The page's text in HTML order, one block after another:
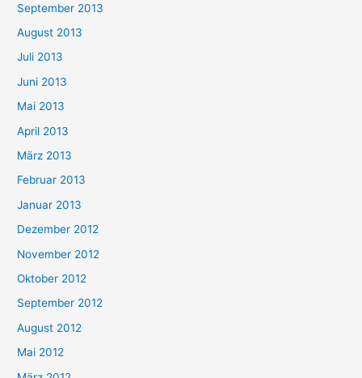
September 2013
August 2013
Juli 2013
Juni 2013
Mai 2013
April 2013
März 2013
Februar 2013
Januar 2013
Dezember 2012
November 2012
Oktober 2012
September 2012
August 2012
Mai 2012